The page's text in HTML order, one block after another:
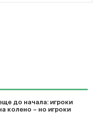
до начала: игроки
колено – но игроки